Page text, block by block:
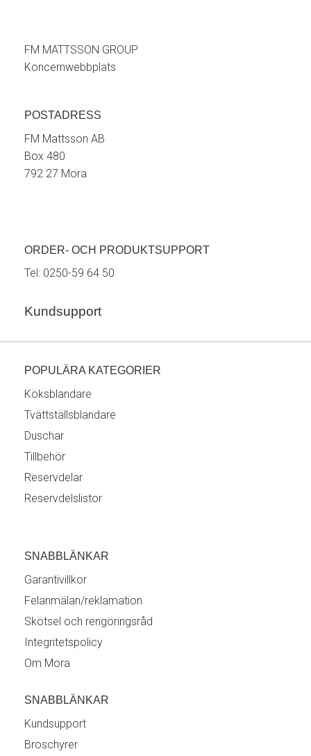
FM MATTSSON GROUP
Koncernwebbplats
POSTADRESS
FM Mattsson AB
Box 480
792 27 Mora
ORDER- OCH PRODUKTSUPPORT
Tel: 0250-59 64 50
Kundsupport
POPULÄRA KATEGORIER
Köksblandare
Tvättställsblandare
Duschar
Tillbehör
Reservdelar
Reservdelslistor
SNABBLÄNKAR
Garantivillkor
Felanmälan/reklamation
Skötsel och rengöringsråd
Integritetspolicy
Om Mora
SNABBLÄNKAR
Kundsupport
Broschyrer